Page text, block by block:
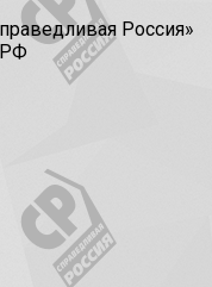
Россия»
РФ